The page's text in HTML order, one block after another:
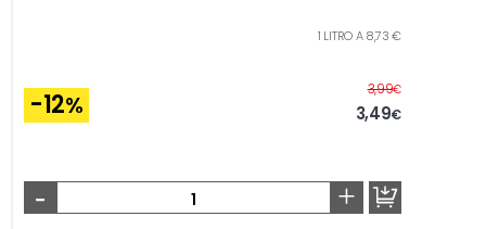
1 LITRO A 8,73 €
-12%
3,99€Antes
3,49€
- +